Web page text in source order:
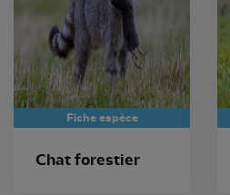
Fiche espèce
Chat forestier